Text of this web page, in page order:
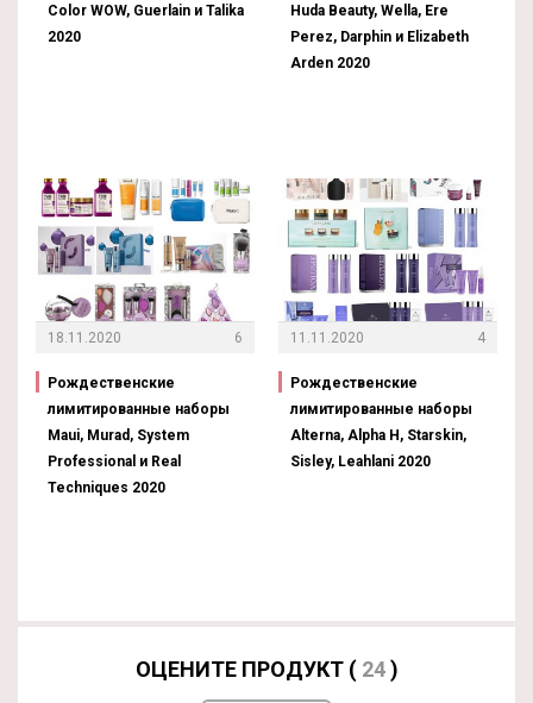
Color WOW, Guerlain и Talika
2020
18.11.2020 6
Рождественские
лимитированные наборы
Maui, Murad, System
Professional и Real
Techniques 2020
Huda Beauty, Wella, Ere
Perez, Darphin и Elizabeth
Arden 2020
11.11.2020 4
Рождественские
лимитированные наборы
Alterna, Alpha H, Starskin,
Sisley, Leahlani 2020
ОЦЕНИТЕ ПРОДУКТ ( 24)